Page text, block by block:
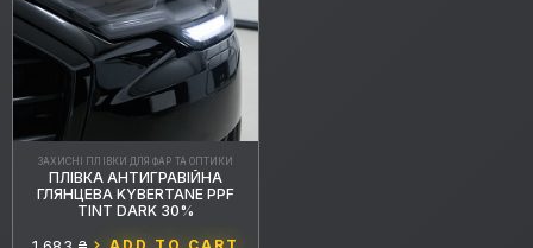
ЗАХИСНІ ПЛІВКИ ДЛЯ ФАР ТА ОПТИКИ
ПЛІВКА АНТИГРАВІЙНА
ГЛЯНЦЕВА KYBERTANE PPF
TINT DARK 30%